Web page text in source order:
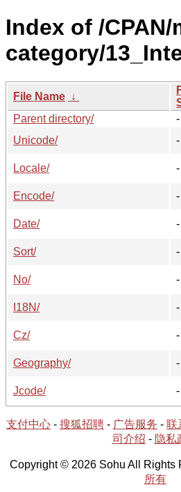
Index of /
category/
File Name ↓
Parent directory/
-
Unicode/
-
Locale/
-
Encode/
-
Date/
-
Sort/
-
No/
-
I18N/
-
Cz/
-
Geography/
-
Jcode/
-
支付中心 - 搜狐招聘 - 广告服务 - 联
司介绍 - 隐私
Copyright © 2026 Sohu All Rights
所有